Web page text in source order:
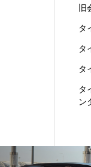
旧
タ
タ
タ
タ
ン